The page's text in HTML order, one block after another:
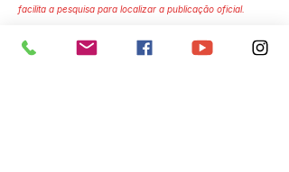
facilita a pesquisa para localizar a publicação oficial.
Número do Diário: